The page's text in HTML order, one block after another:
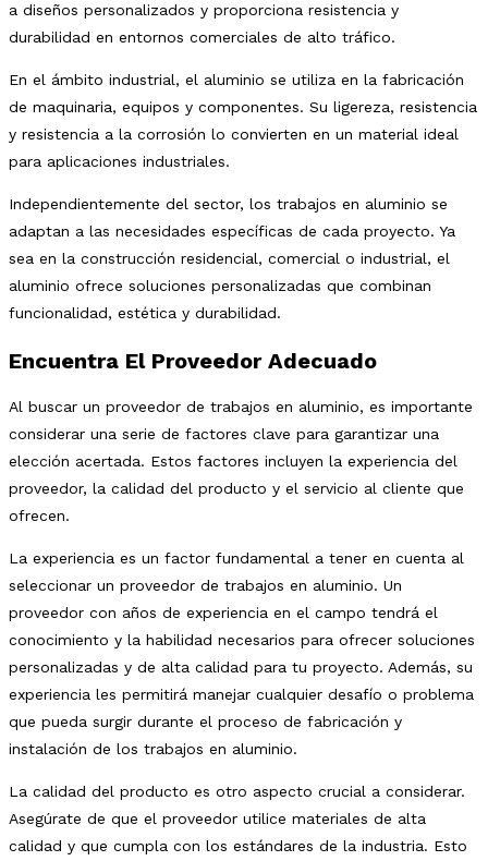
a diseños personalizados y proporciona resistencia y
durabilidad en entornos comerciales de alto tráfico.
En el ámbito industrial, el aluminio se utiliza en la fabricación
de maquinaria, equipos y componentes. Su ligereza, resistencia
y resistencia a la corrosión lo convierten en un material ideal
para aplicaciones industriales.
Independientemente del sector, los trabajos en aluminio se
adaptan a las necesidades específicas de cada proyecto. Ya
sea en la construcción residencial, comercial o industrial, el
aluminio ofrece soluciones personalizadas que combinan
funcionalidad, estética y durabilidad.
Encuentra El Proveedor Adecuado
Al buscar un proveedor de trabajos en aluminio, es importante
considerar una serie de factores clave para garantizar una
elección acertada. Estos factores incluyen la experiencia del
proveedor, la calidad del producto y el servicio al cliente que
ofrecen.
La experiencia es un factor fundamental a tener en cuenta al
seleccionar un proveedor de trabajos en aluminio. Un
proveedor con años de experiencia en el campo tendrá el
conocimiento y la habilidad necesarios para ofrecer soluciones
personalizadas y de alta calidad para tu proyecto. Además, su
experiencia les permitirá manejar cualquier desafío o problema
que pueda surgir durante el proceso de fabricación y
instalación de los trabajos en aluminio.
La calidad del producto es otro aspecto crucial a considerar.
Asegúrate de que el proveedor utilice materiales de alta
calidad y que cumpla con los estándares de la industria. Esto